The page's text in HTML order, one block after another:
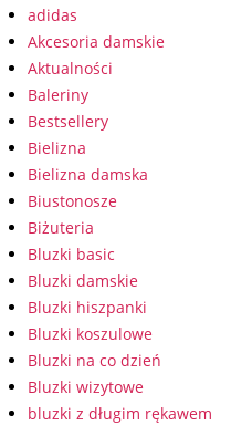
adidas
Akcesoria damskie
Aktualności
Baleriny
Bestsellery
Bielizna
Bielizna damska
Biustonosze
Biżuteria
Bluzki basic
Bluzki damskie
Bluzki hiszpanki
Bluzki koszulowe
Bluzki na co dzień
Bluzki wizytowe
bluzki z długim rękawem